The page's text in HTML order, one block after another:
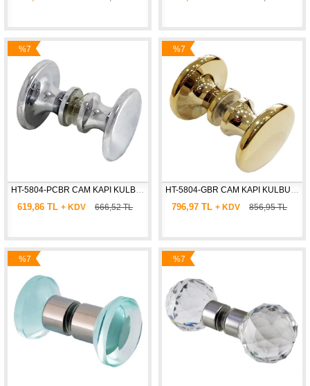
HT-5804-PCBR CAM KAPI KULBU BOMBELİ  * Ø : 40 mm
619,86 TL+ KDV 666,52 TL
%7
İndirim
796,97 TL+ KDV 856,95 TL
%7
İndirim
%7
İndirim
%7